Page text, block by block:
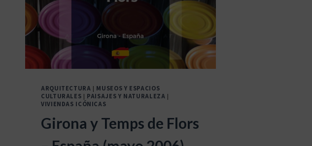
ARQUITECTURA | MUSEOS Y ESPACIOS
CULTURALES | PAISAJES Y NATURALEZA |
VIVIENDAS ICÓNICAS
Girona y Temps de Flors